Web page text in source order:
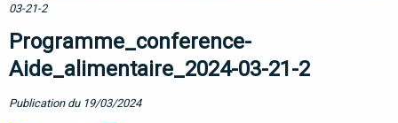
03-21-2
Programme_conference-
Aide_alimentaire_2024-03-21-2
Publication du 19/03/2024